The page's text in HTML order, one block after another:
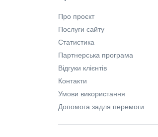
Про проєкт
Послуги сайту
Статистика
Партнерська програма
Відгуки клієнтів
Контакти
Умови використання
Допомога задля перемоги